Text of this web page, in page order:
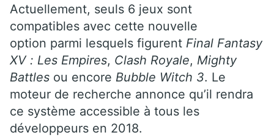
Actuellement, seuls 6 jeux sont
compatibles avec cette nouvelle
option parmi lesquels figurent Final Fantasy
XV : Les Empires, Clash Royale, Mighty
Battles ou encore Bubble Witch 3. Le
moteur de recherche annonce qu’il rendra
ce système accessible à tous les
développeurs en 2018.